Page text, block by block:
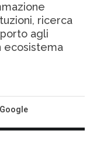
ricerca
agli
ecosistema